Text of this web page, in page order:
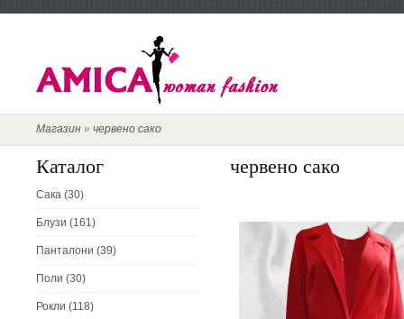
Магазин » червено сако
Каталог
Сака (30)
Блузи (161)
Панталони (39)
Поли (30)
Рокли (118)
червено сако